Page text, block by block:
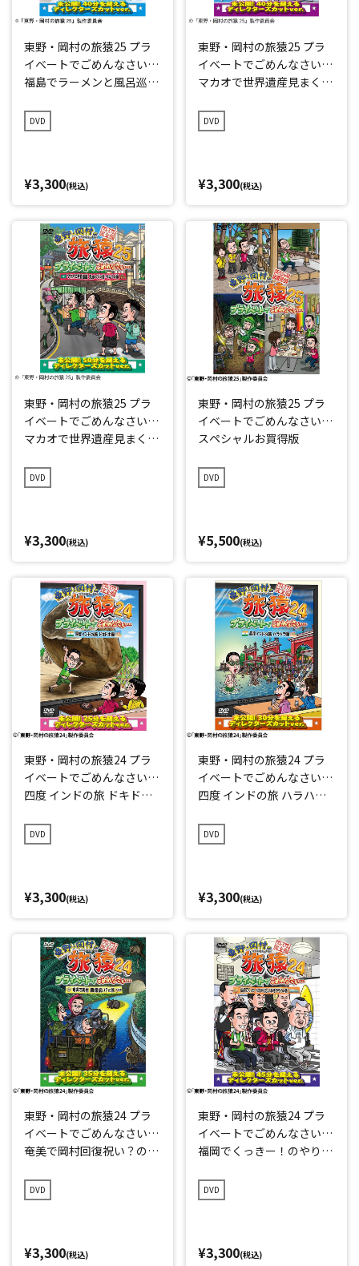
東野・岡村の旅猿25 プラ
イベートでごめんなさい…
福島でラーメンと風呂巡り
DVD
¥3,300(税込)
東野・岡村の旅猿25 プラ
イベートでごめんなさい…
マカオで世界遺産見まくり
ム完全版
DVD
¥3,300(税込)
東野・岡村の旅猿25 プラ
イベートでごめんなさい…
マカオで世界遺産見まくり
ム完全版
DVD
¥3,300(税込)
東野・岡村の旅猿25 プラ
イベートでごめんなさい…
スペシャルお買得版
DVD
¥5,500(税込)
東野・岡村の旅猿24 プラ
イベートでごめんなさい…
四度 インドの旅 ドキドキ
DVD
¥3,300(税込)
東野・岡村の旅猿24 プラ
イベートでごめんなさい…
四度 インドの旅 ハラハラ
DVD
¥3,300(税込)
東野・岡村の旅猿24 プラ
イベートでごめんなさい…
奄美で岡村回復祝い？の旅
DVD
¥3,300(税込)
東野・岡村の旅猿24 プラ
イベートでごめんなさい…
福岡でくっきー！のやりた
アム完全版
DVD
¥3,300(税込)